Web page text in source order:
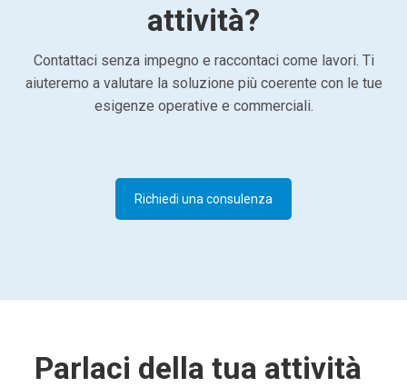
attività?
Contattaci senza impegno e raccontaci come lavori. Ti
aiuteremo a valutare la soluzione più coerente con le tue
esigenze operative e commerciali.
Richiedi una consulenza
Parlaci della tua attività